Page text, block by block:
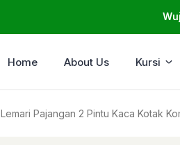
Home About Us Kursi
Lemari Pajangan 2 Pintu Kaca Kotak